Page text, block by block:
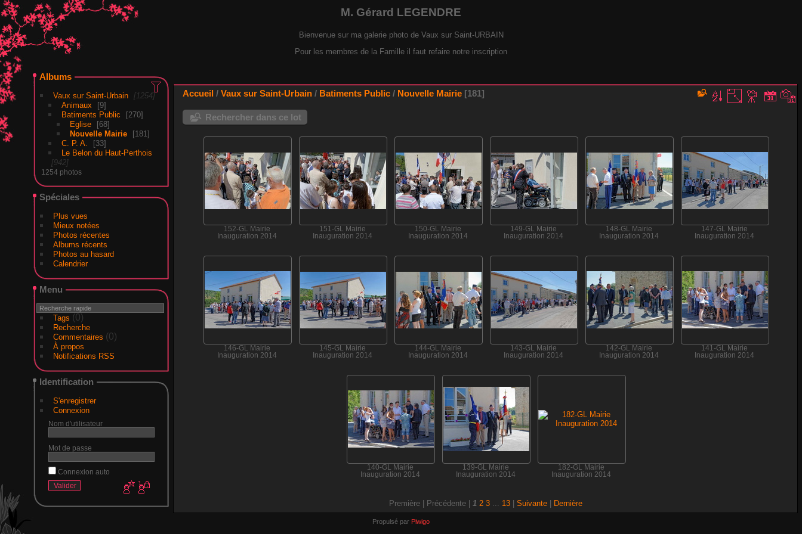
M. Gérard LEGENDRE
Bienvenue sur ma galerie photo de Vaux sur Saint-URBAIN
Pour les membres de la Famille il faut refaire notre inscription
Albums
Vaux sur Saint-Urbain
1254
Animaux
9
Batiments Public
270
Eglise
68
Nouvelle Mairie
181
C. P. A.
33
Le Belon du Haut-Perthois
942
1254 photos
Spéciales
Plus vues
Mieux notées
Photos récentes
Albums récents
Photos au hasard
Calendrier
Menu
Tags (0)
Recherche
Commentaires (0)
À propos
Notifications RSS
Identification
S'enregistrer
Connexion
Nom d'utilisateur
Mot de passe
Connexion auto
Accueil / Vaux sur Saint-Urbain / Batiments Public / Nouvelle Mairie 181
Rechercher dans ce lot
152-GL Mairie
Inauguration 2014
151-GL Mairie
Inauguration 2014
150-GL Mairie
Inauguration 2014
149-GL Mairie
Inauguration 2014
148-GL Mairie
Inauguration 2014
147-GL Mairie
Inauguration 2014
146-GL Mairie
Inauguration 2014
145-GL Mairie
Inauguration 2014
144-GL Mairie
Inauguration 2014
143-GL Mairie
Inauguration 2014
142-GL Mairie
Inauguration 2014
141-GL Mairie
Inauguration 2014
140-GL Mairie
Inauguration 2014
139-GL Mairie
Inauguration 2014
182-GL Mairie
Inauguration 2014
Première | Précédente | 1 2 3... 13 Suivante Dernière
Propulsé par Piwigo